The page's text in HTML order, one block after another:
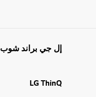
إل جي براند شوب
LG ThinQ